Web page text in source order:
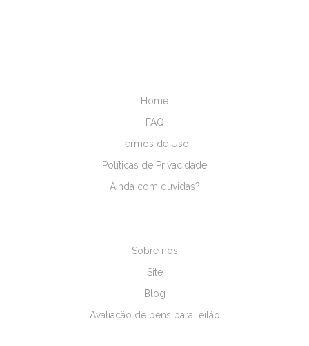
Home
FAQ
Termos de Uso
Políticas de Privacidade
Ainda com dúvidas?
Sobre nós
Site
Blog
Avaliação de bens para leilão